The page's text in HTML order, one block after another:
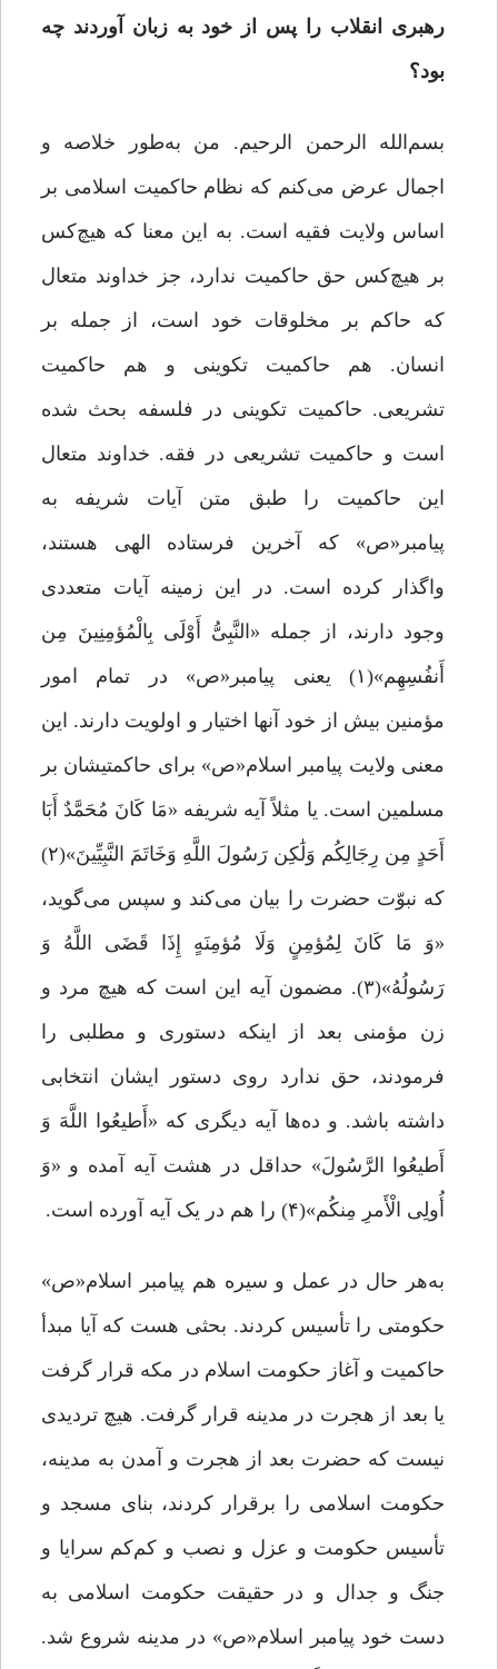
رهبری انقلاب را پس از خود به زبان آوردند چه
بود؟
بسم‌الله الرحمن الرحیم. من به‌طور خلاصه و
اجمال عرض می‌کنم که نظام حاکمیت اسلامی بر
اساس ولایت فقیه است. به این معنا که هیچ‌کس
بر هیچ‌کس حق حاکمیت ندارد، جز خداوند متعال
که حاکم بر مخلوقات خود است، از جمله بر
انسان. هم حاکمیت تکوینی و هم حاکمیت
تشریعی. حاکمیت تکوینی در فلسفه بحث شده
است و حاکمیت تشریعی در فقه. خداوند متعال
این حاکمیت را طبق متن آیات شریفه به
پیامبر«ص» که آخرین فرستاده الهی هستند،
واگذار کرده است. در این زمینه آیات متعددی
وجود دارند، از جمله «النَّبِیُّ أَوْلَى بِالْمُؤمِنِینَ مِن
أَنفُسِهِم»(۱) یعنی پیامبر«ص» در تمام امور
مؤمنین بیش از خود آنها اختیار و اولویت دارند. این
معنی ولایت پیامبر اسلام«ص» برای حاکمتیشان بر
مسلمین است. یا مثلاً آیه شریفه «مَا کَانَ مُحَمَّدٌ أَبَا
أَحَدٍ مِن رِجَالِکُم وَلَٰکِن رَسُولَ اللَّهِ وَخَاتَمَ النَّبِیِّینَ»(۲)
که نبوّت حضرت را بیان می‌کند و سپس می‌گوید،
«وَ مَا کَانَ لِمُؤمِنٍ وَلَا مُؤمِنَهٍ إِذَا قَضَى اللَّهُ وَ
رَسُولُهُ»(۳). مضمون آیه این است که هیچ مرد و
زن مؤمنی بعد از اینکه دستوری و مطلبی را
فرمودند، حق ندارد روی دستور ایشان انتخابی
داشته باشد. و ده‌ها آیه دیگری که «أَطیعُوا اللَّهَ وَ
أَطیعُوا الرَّسُولَ» حداقل در هشت آیه آمده و «وَ
أُولِی الْأَمرِ مِنکُم»(۴) را هم در یک آیه آورده است.
به‌هر حال در عمل و سیره هم پیامبر اسلام«ص»
حکومتی را تأسیس کردند. بحثی هست که آیا مبدأ
حاکمیت و آغاز حکومت اسلام در مکه قرار گرفت
یا بعد از هجرت در مدینه قرار گرفت. هیچ تردیدی
نیست که حضرت بعد از هجرت و آمدن به مدینه،
حکومت اسلامی را برقرار کردند، بنای مسجد و
تأسیس حکومت و عزل و نصب و کم‌کم سرایا و
جنگ و جدال و در حقیقت حکومت اسلامی به
دست خود پیامبر اسلام«ص» در مدینه شروع شد.